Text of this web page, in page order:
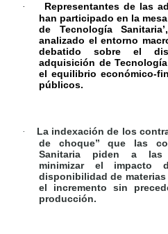
·
Representantes de las
han participado en la
de Tecnología
analizado el entorno
debatido sobre el
adquisición de
el equilibrio económico-
públicos.
·
La indexación de los
de choque” que las
Sanitaria piden a las
minimizar el
disponibilidad de
el incremento sin
producción.